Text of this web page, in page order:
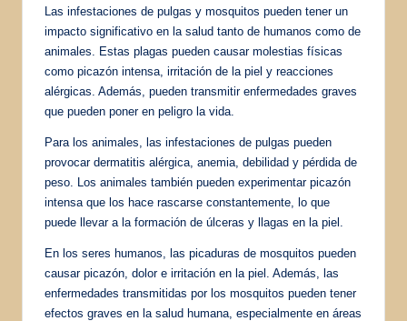
Las infestaciones de pulgas y mosquitos pueden tener un
impacto significativo en la salud tanto de humanos como de
animales. Estas plagas pueden causar molestias físicas
como picazón intensa, irritación de la piel y reacciones
alérgicas. Además, pueden transmitir enfermedades graves
que pueden poner en peligro la vida.
Para los animales, las infestaciones de pulgas pueden
provocar dermatitis alérgica, anemia, debilidad y pérdida de
peso. Los animales también pueden experimentar picazón
intensa que los hace rascarse constantemente, lo que
puede llevar a la formación de úlceras y llagas en la piel.
En los seres humanos, las picaduras de mosquitos pueden
causar picazón, dolor e irritación en la piel. Además, las
enfermedades transmitidas por los mosquitos pueden tener
efectos graves en la salud humana, especialmente en áreas